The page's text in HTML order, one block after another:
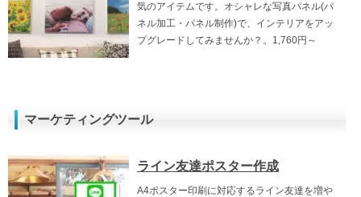
気のアイテムです。オシャレな写真パネル(パ
ネル加工・パネル制作)で、インテリアをアッ
プグレードしてみませんか？。1,760円～
マーケティングツール
ライン友達ポスター作成
A4ポスター印刷に対応するライン友達を増や